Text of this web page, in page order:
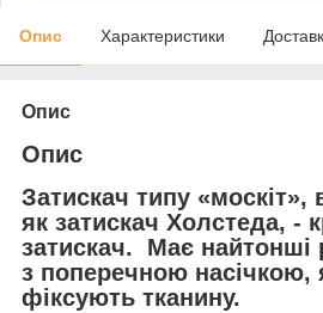
Опис Характеристики
Опис
Опис
Затискач типу «москіт»,
як затискач Холстеда, -
затискач. Має найтонші
з поперечною насічкою,
фіксують тканину.